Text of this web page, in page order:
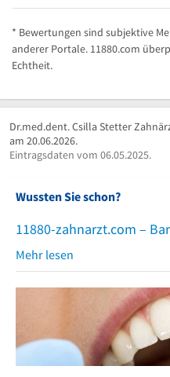
* Bewertungen sind subjektive
anderer Portale. 11880.com
Echtheit.
Dr.med.dent. Csilla Stetter
am 20.06.2026.
Eintragsdaten vom 06.05.2025.
Wussten Sie schon?
11880-zahnarzt.com –
Mehr lesen